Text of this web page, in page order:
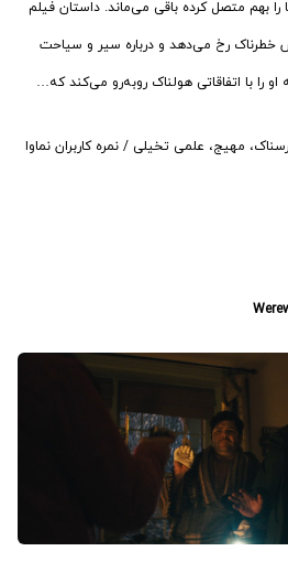
بهم متصل کرده باقی می‌ماند. داستان فیلم
رخ می‌دهد و درباره سیر و سیاحت
را با اتفاقاتی هولناک روبه‌رو می‌کند که…
/ ۱۰۷ دقیقه / ترسناک، مهیج، علمی تخیلی / نمره کاربران نماوا